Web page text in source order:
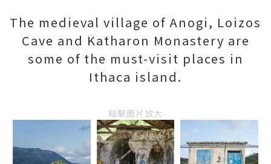
The medieval village of Anogi, Loizos
Cave and Katharon Monastery are
some of the must-visit places in
Ithaca island.
點擊圖片放大